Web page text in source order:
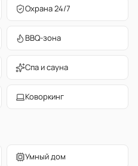
Охрана 24/7
BBQ-зона
Спа и сауна
Коворкинг
Умный дом